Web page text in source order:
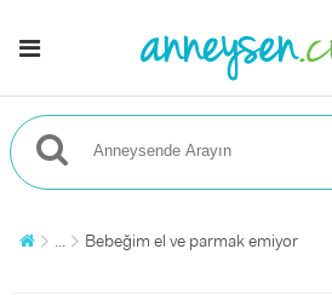
... Bebeğim el ve parmak emiyor